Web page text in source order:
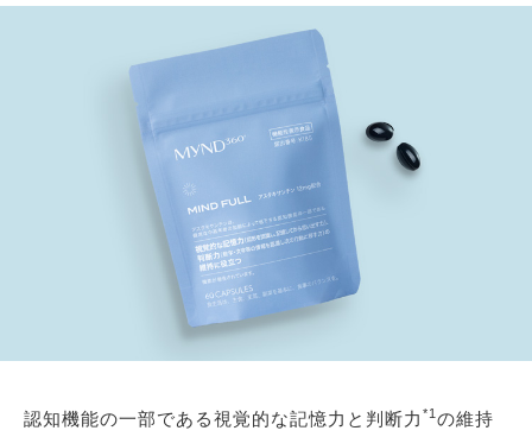
認知機能の一部である視覚的な記憶力と判断力 *1の維持